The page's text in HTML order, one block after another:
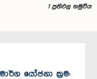
1 ප්‍රතිඵල හමුවිය
යෝජනා ක්‍රම: